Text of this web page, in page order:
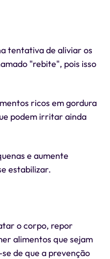
tentativa de aliviar os
"rebite", pois isso
ricos em gordura
podem irritar ainda
e aumente
estabilizar.
o corpo, repor
alimentos que sejam
de que a prevenção